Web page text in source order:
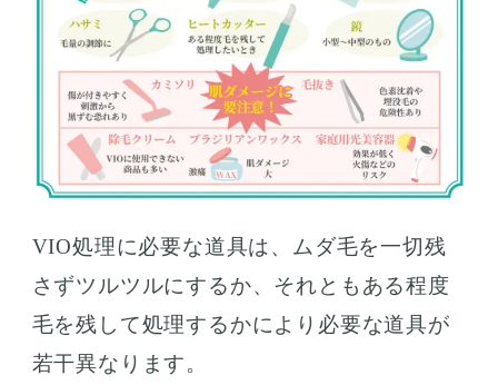
VIO処理に必要な道具は、ムダ毛を一切残
さずツルツルにするか、それともある程度
毛を残して処理するかにより必要な道具が
若干異なります。